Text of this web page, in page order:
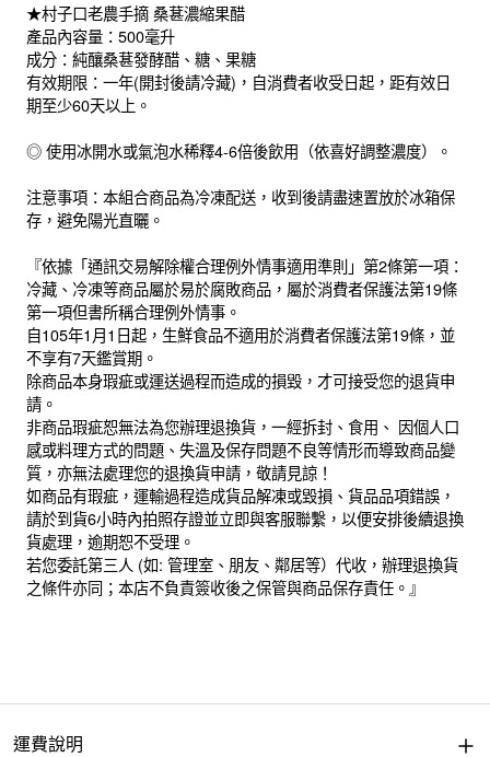
★村子口老農手摘 桑葚濃縮果醋
產品內容量：500毫升
成分：純釀桑葚發酵醋、糖、果糖
有效期限：一年(開封後請冷藏)，自消費者收受日起，距有效日
期至少60天以上。
◎ 使用冰開水或氣泡水稀釋4-6倍後飲用（依喜好調整濃度）。
注意事項：本組合商品為冷凍配送，收到後請盡速置放於冰箱保
存，避免陽光直曬。
『依據「通訊交易解除權合理例外情事適用準則」第2條第一項：
冷藏、冷凍等商品屬於易於腐敗商品，屬於消費者保護法第19條
第一項但書所稱合理例外情事。
自105年1月1日起，生鮮食品不適用於消費者保護法第19條，並
不享有7天鑑賞期。
除商品本身瑕疵或運送過程而造成的損毀，才可接受您的退貨申
請。
非商品瑕疵恕無法為您辦理退換貨，一經拆封、食用、 因個人口
感或料理方式的問題、失溫及保存問題不良等情形而導致商品變
質，亦無法處理您的退換貨申請，敬請見諒！
如商品有瑕疵，運輸過程造成貨品解凍或毀損、貨品品項錯誤，
請於到貨6小時內拍照存證並立即與客服聯繫，以便安排後續退換
貨處理，逾期恕不受理。
若您委託第三人 (如: 管理室、朋友、鄰居等）代收，辦理退換貨
之條件亦同；本店不負責簽收後之保管與商品保存責任。』
運費說明